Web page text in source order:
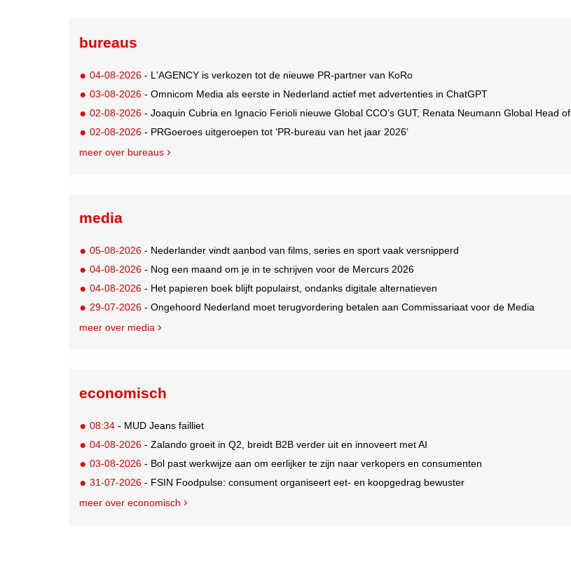
bureaus
04-08-2026 - L'AGENCY is verkozen tot de nieuwe PR-partner van KoRo
03-08-2026 - Omnicom Media als eerste in Nederland actief met advertenties in ChatGPT
02-08-2026 - Joaquin Cubria en Ignacio Ferioli nieuwe Global CCO’s GUT, Renata Neumann Global Head of Production
02-08-2026 - PRGoeroes uitgeroepen tot ‘PR-bureau van het jaar 2026’
meer over bureaus
media
05-08-2026 - Nederlander vindt aanbod van films, series en sport vaak versnipperd
04-08-2026 - Nog een maand om je in te schrijven voor de Mercurs 2026
04-08-2026 - Het papieren boek blijft populairst, ondanks digitale alternatieven
29-07-2026 - Ongehoord Nederland moet terugvordering betalen aan Commissariaat voor de Media
meer over media
economisch
08:34 - MUD Jeans failliet
04-08-2026 - Zalando groeit in Q2, breidt B2B verder uit en innoveert met AI
03-08-2026 - Bol past werkwijze aan om eerlijker te zijn naar verkopers en consumenten
31-07-2026 - FSIN Foodpulse: consument organiseert eet- en koopgedrag bewuster
meer over economisch